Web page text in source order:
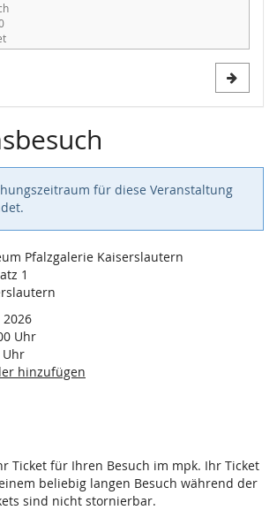
für diese Veranstaltung
Pfalzgalerie Kaiserslautern
1
2026
Uhr
Uhr
hinzufügen
Ticket für Ihren Besuch im mpk. Ihr Ticket
beliebig langen Besuch während der
sind nicht stornierbar.